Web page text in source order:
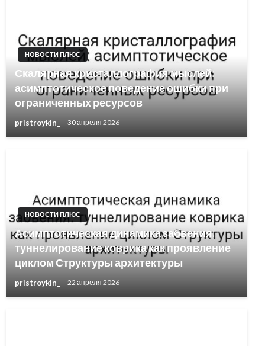
НОВОСТИ ПЛЮС
Скалярная кристаллография мыслей:
асимптотическое поведение ошибки при
ограниченных ресурсов
pristroykin_ 30 апреля 2026
НОВОСТИ ПЛЮС
Асимптотическая динамика забвения:
туннелирование коврика как проявление
циклом Структуры архитектуры
pristroykin_ 22 апреля 2026